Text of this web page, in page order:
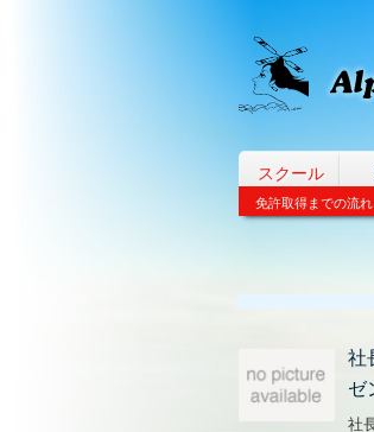
スクール
免許取得までの流れ
社
ゼ
社